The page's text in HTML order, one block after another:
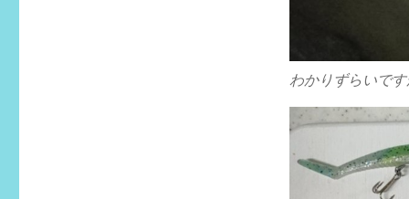
わかりずらいで